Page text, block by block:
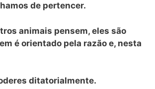
de pertencer.
animais pensem, eles são
é orientado pela razão e, nesta
ditatorialmente.